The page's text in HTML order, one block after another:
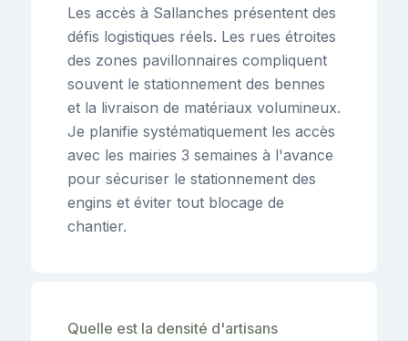
Les accès à Sallanches présentent des
défis logistiques réels. Les rues étroites
des zones pavillonnaires compliquent
souvent le stationnement des bennes
et la livraison de matériaux volumineux.
Je planifie systématiquement les accès
avec les mairies 3 semaines à l'avance
pour sécuriser le stationnement des
engins et éviter tout blocage de
chantier.
Quelle est la densité d'artisans